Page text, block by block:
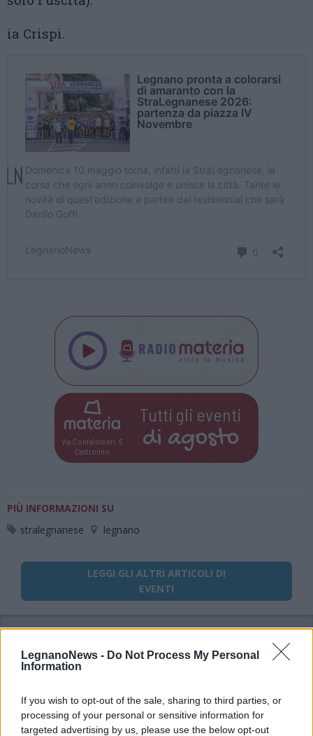
LegnanoNews - Do Not Process My Personal
Information
If you wish to opt-out of the sale, sharing to third parties, or
processing of your personal or sensitive information for
targeted advertising by us, please use the below opt-out
ia Crispi.
Via Confalonieri, 5
Castronno
Tutti gli eventi
di agosto
PIÙ INFORMAZIONI SU
stralegnanese
legnano
LEGGI GLI ALTRI ARTICOLI DI
EVENTI
Selezioniamo per te
Il meglio di